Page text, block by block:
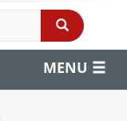
MENU